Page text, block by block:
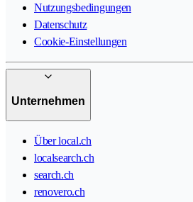
Nutzungsbedingungen
Datenschutz
Cookie-Einstellungen
Unternehmen
Über local.ch
localsearch.ch
search.ch
renovero.ch